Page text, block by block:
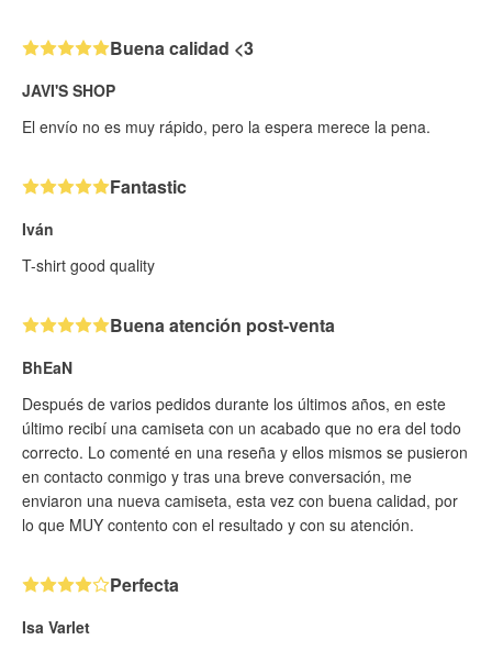
Buena calidad <3
JAVI'S SHOP
El envío no es muy rápido, pero la espera merece la pena.
Fantastic
Iván
T-shirt good quality
Buena atención post-venta
BhEaN
Después de varios pedidos durante los últimos años, en este
último recibí una camiseta con un acabado que no era del todo
correcto. Lo comenté en una reseña y ellos mismos se pusieron
en contacto conmigo y tras una breve conversación, me
enviaron una nueva camiseta, esta vez con buena calidad, por
lo que MUY contento con el resultado y con su atención.
Perfecta
Isa Varlet